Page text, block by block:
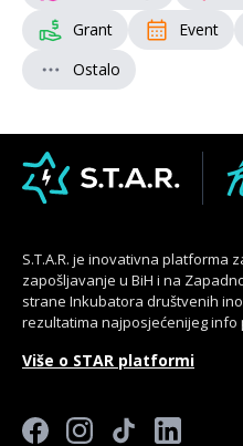
Grant
Event
Ostalo
S.T.A.R. je inovativna platforma
zapošljavanje u BiH i na
strane Inkubatora društvenih
rezultatima najposjećenijeg info
Više o STAR platformi